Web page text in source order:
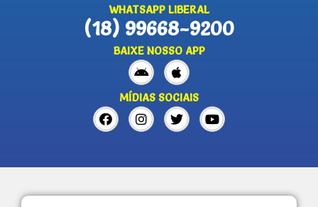
WHATSAPP LIBERAL
(18) 99668-9200
BAIXE NOSSO APP
MÍDIAS SOCIAIS